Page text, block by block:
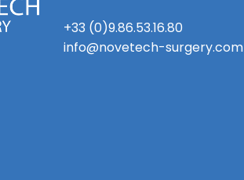
+33 (0)9.86.53.16.80
info@novetech-surgery.com